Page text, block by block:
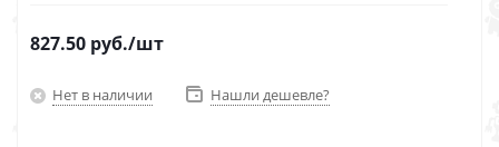
827.50 руб./шт
Нет в наличии Нашли дешевле?